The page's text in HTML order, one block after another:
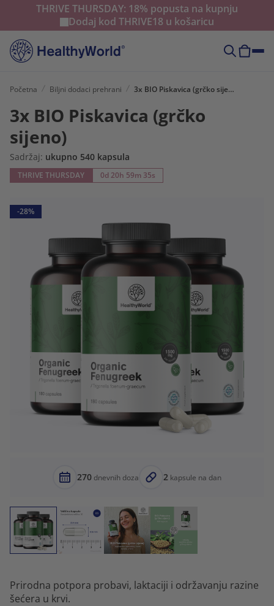
THRIVE THURSDAY: 18% popusta na kupnju
Dodaj kod THRIVE18 u košaricu
Početna Biljni dodaci prehrani 3x BIO Piskavica (grčko sijeno)
3x BIO Piskavica (grčko
sijeno)
Sadržaj: ukupno 540 kapsula
THRIVE THURSDAY 0d 20h 59m 33s
-28%
270 dnevnih doza 2 kapsule na dan
Prirodna potpora probavi, laktaciji i održavanju razine
šećera u krvi.